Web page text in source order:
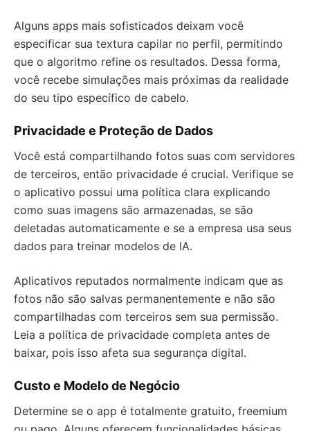
Alguns apps mais sofisticados deixam você
especificar sua textura capilar no perfil, permitindo
que o algoritmo refine os resultados. Dessa forma,
você recebe simulações mais próximas da realidade
do seu tipo específico de cabelo.
Privacidade e Proteção de Dados
Você está compartilhando fotos suas com servidores
de terceiros, então privacidade é crucial. Verifique se
o aplicativo possui uma política clara explicando
como suas imagens são armazenadas, se são
deletadas automaticamente e se a empresa usa seus
dados para treinar modelos de IA.
Aplicativos reputados normalmente indicam que as
fotos não são salvas permanentemente e não são
compartilhadas com terceiros sem sua permissão.
Leia a política de privacidade completa antes de
baixar, pois isso afeta sua segurança digital.
Custo e Modelo de Negócio
Determine se o app é totalmente gratuito, freemium